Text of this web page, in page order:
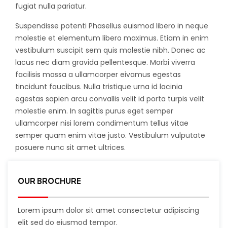
fugiat nulla pariatur.
Suspendisse potenti Phasellus euismod libero in neque
molestie et elementum libero maximus. Etiam in enim
vestibulum suscipit sem quis molestie nibh. Donec ac
lacus nec diam gravida pellentesque. Morbi viverra
facilisis massa a ullamcorper eivamus egestas
tincidunt faucibus. Nulla tristique urna id lacinia
egestas sapien arcu convallis velit id porta turpis velit
molestie enim. In sagittis purus eget semper
ullamcorper nisi lorem condimentum tellus vitae
semper quam enim vitae justo. Vestibulum vulputate
posuere nunc sit amet ultrices.
OUR BROCHURE
Lorem ipsum dolor sit amet consectetur adipiscing
elit sed do eiusmod tempor.